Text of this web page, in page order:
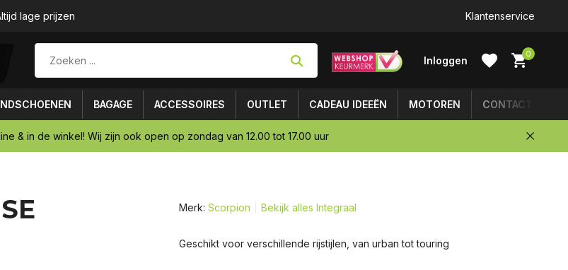
lage prijzen Klantenservice
Inloggen
0
BAGAGE ACCESSOIRES OUTLET CADEAU IDEEËN MOTOREN CONTACT
& in de winkel! Wij zijn ook open op zondag van 12.00 tot 17.00 uur
Merk: Scorpion Bekijk alles Integraal
Geschikt voor verschillende rijstijlen, van urban tot touring